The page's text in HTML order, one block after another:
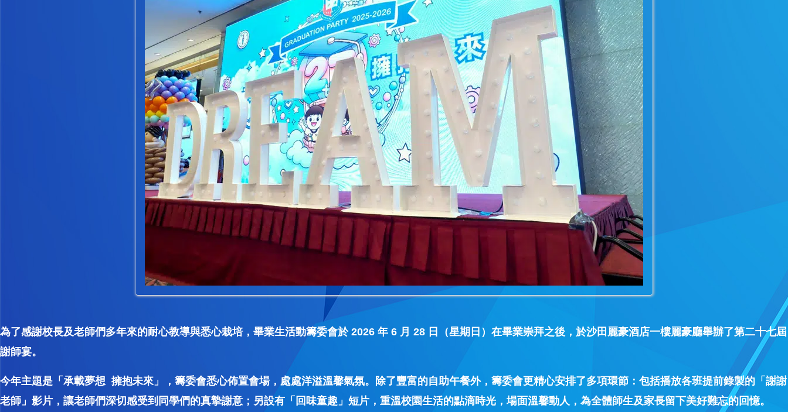
為了感謝校長及老師們多年來的耐心教導與悉心栽培，畢業生活動籌委會於 2026 年 6 月 28 日（星期日）在畢業崇拜之後，於沙田麗豪酒店一樓麗豪廳舉辦了第二十七屆
謝師宴。
今年主題是「承載夢想 擁抱未來」，籌委會悉心佈置會場，處處洋溢溫馨氣氛。除了豐富的自助午餐外，籌委會更精心安排了多項環節：包括播放各班提前錄製的「謝謝
老師」影片，讓老師們深切感受到同學們的真摯謝意；另設有「回味童趣」短片，重溫校園生活的點滴時光，場面溫馨動人，為全體師生及家長留下美好難忘的回憶。